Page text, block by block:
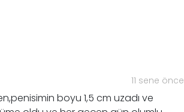
11 sene önce
boyu 1,5 cm uzadı ve